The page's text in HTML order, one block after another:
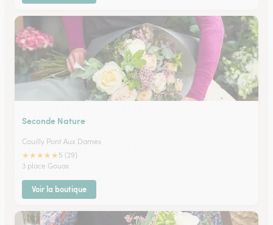
Seconde Nature
Couilly Pont Aux Dames
★★★★★ 5 (29)
3 place Gouas
Voir la boutique